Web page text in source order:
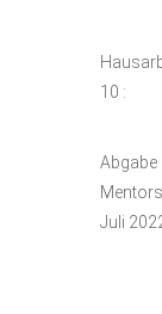
10 :
Abgabe
Juli